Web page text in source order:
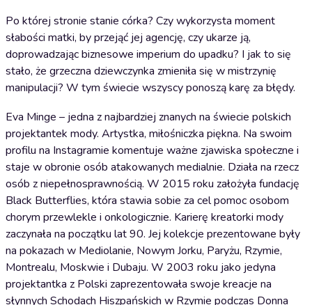
Po której stronie stanie córka? Czy wykorzysta moment
słabości matki, by przejąć jej agencję, czy ukarze ją,
doprowadzając biznesowe imperium do upadku? I jak to się
stało, że grzeczna dziewczynka zmieniła się w mistrzynię
manipulacji? W tym świecie wszyscy ponoszą karę za błędy.
Eva Minge – jedna z najbardziej znanych na świecie polskich
projektantek mody. Artystka, miłośniczka piękna. Na swoim
profilu na Instagramie komentuje ważne zjawiska społeczne i
staje w obronie osób atakowanych medialnie. Działa na rzecz
osób z niepełnosprawnością. W 2015 roku założyła fundację
Black Butterflies, która stawia sobie za cel pomoc osobom
chorym przewlekle i onkologicznie. Karierę kreatorki mody
zaczynała na początku lat 90. Jej kolekcje prezentowane były
na pokazach w Mediolanie, Nowym Jorku, Paryżu, Rzymie,
Montrealu, Moskwie i Dubaju. W 2003 roku jako jedyna
projektantka z Polski zaprezentowała swoje kreacje na
słynnych Schodach Hiszpańskich w Rzymie podczas Donna